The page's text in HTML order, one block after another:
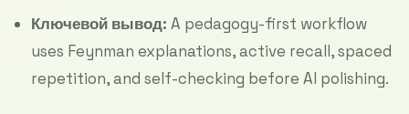
Ключевой вывод: A pedagogy-first workflow
uses Feynman explanations, active recall, spaced
repetition, and self-checking before AI polishing.